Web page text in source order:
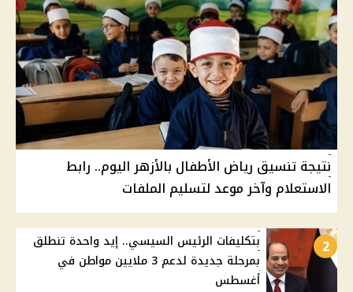
نتيجة تنسيق رياض الأطفال بالأزهر اليوم.. رابط
الاستعلام وآخر موعد لتسليم الملفات
2
بتكليفات الرئيس السيسي.. إيد واحدة تنطلق
بمرحلة جديدة لدعم 3 ملايين مواطن في
أغسطس